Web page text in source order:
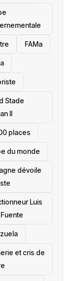
FAMa
Stade
II
places
du monde
dévoile
Luis
et cris de